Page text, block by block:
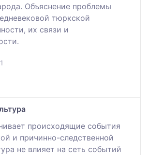
Объяснение проблемы
тюркской
их связи и
происходящие события
и причинно-следственной
не влияет на сеть событий